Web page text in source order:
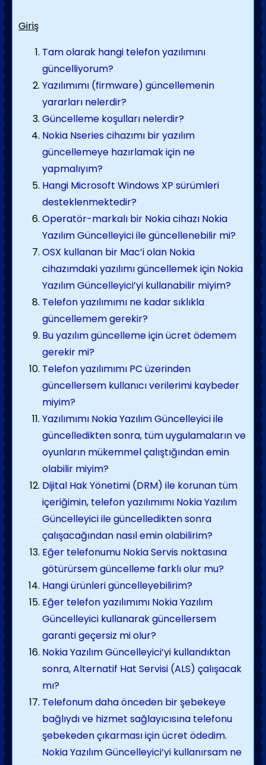
Giriş
Tam olarak hangi telefon yazılımını
güncelliyorum?
Yazılımımı (firmware) güncellemenin
yararları nelerdir?
Güncelleme koşulları nelerdir?
Nokia Nseries cihazımı bir yazılım
güncellemeye hazırlamak için ne
yapmalıyım?
Hangi Microsoft Windows XP sürümleri
desteklenmektedir?
Operatör-markalı bir Nokia cihazı Nokia
Yazılım Güncelleyici ile güncellenebilir mi?
OSX kullanan bir Mac’i olan Nokia
cihazımdaki yazılımı güncellemek için Nokia
Yazılım Güncelleyici’yi kullanabilir miyim?
Telefon yazılımımı ne kadar sıklıkla
güncellemem gerekir?
Bu yazılım güncelleme için ücret ödemem
gerekir mi?
Telefon yazılımımı PC üzerinden
güncellersem kullanıcı verilerimi kaybeder
miyim?
Yazılımımı Nokia Yazılım Güncelleyici ile
güncelledikten sonra, tüm uygulamaların ve
oyunların mükemmel çalıştığından emin
olabilir miyim?
Dijital Hak Yönetimi (DRM) ile korunan tüm
içeriğimin, telefon yazılımımı Nokia Yazılım
Güncelleyici ile güncelledikten sonra
çalışacağından nasıl emin olabilirim?
Eğer telefonumu Nokia Servis noktasına
götürürsem güncelleme farklı olur mu?
Hangi ürünleri güncelleyebilirim?
Eğer telefon yazılımımı Nokia Yazılım
Güncelleyici kullanarak güncellersem
garanti geçersiz mi olur?
Nokia Yazılım Güncelleyici’yi kullandıktan
sonra, Alternatif Hat Servisi (ALS) çalışacak
mı?
Telefonum daha önceden bir şebekeye
bağlıydı ve hizmet sağlayıcısına telefonu
şebekeden çıkarması için ücret ödedim.
Nokia Yazılım Güncelleyici’yi kullanırsam ne